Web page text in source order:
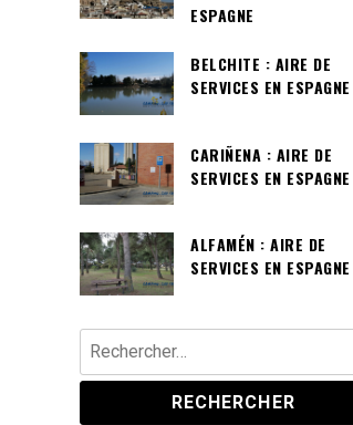
ESPAGNE
BELCHITE : AIRE DE
SERVICES EN ESPAGNE
CARIÑENA : AIRE DE
SERVICES EN ESPAGNE
ALFAMÉN : AIRE DE
SERVICES EN ESPAGNE
Rechercher :